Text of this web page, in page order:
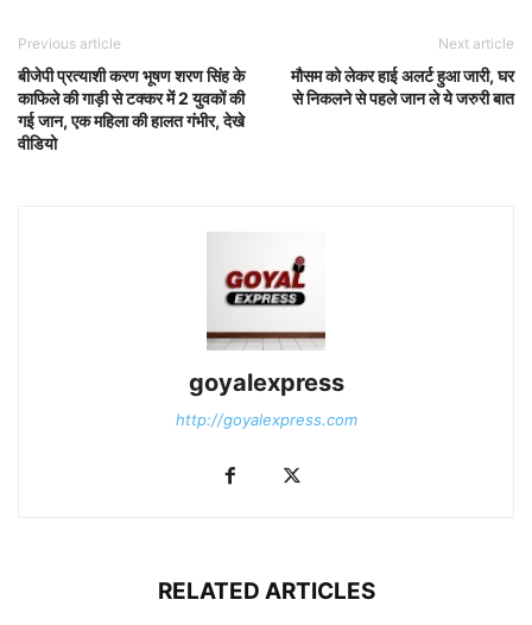
Previous article
बीजेपी प्रत्याशी करण भूषण शरण सिंह के
काफिले की गाड़ी से टक्कर में 2 युवकों की
गई जान, एक महिला की हालत गंभीर, देखे
वीडियो
Next article
मौसम को लेकर हाई अलर्ट हुआ जारी, घर
से निकलने से पहले जान ले ये जरुरी बात
goyalexpress
http://goyalexpress.com
RELATED ARTICLES